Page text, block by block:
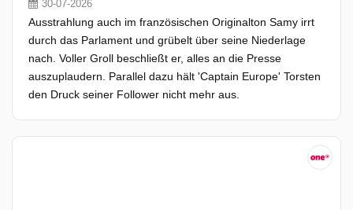
30-07-2026
Ausstrahlung auch im französischen Originalton Samy irrt
durch das Parlament und grübelt über seine Niederlage
nach. Voller Groll beschließt er, alles an die Presse
auszuplaudern. Parallel dazu hält 'Captain Europe' Torsten
den Druck seiner Follower nicht mehr aus.